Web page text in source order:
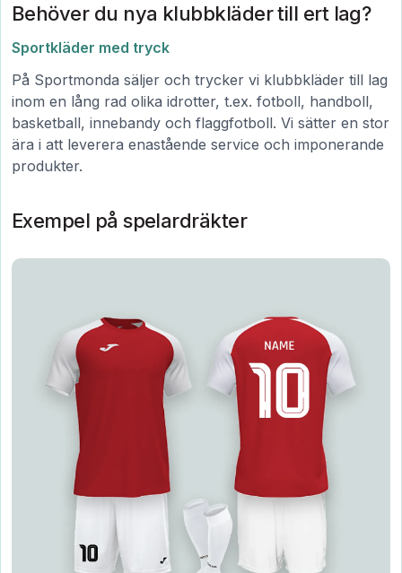
Behöver du nya klubbkläder till ert lag?
Sportkläder med tryck
På Sportmonda säljer och trycker vi klubbkläder till lag
inom en lång rad olika idrotter, t.ex. fotboll, handboll,
basketball, innebandy och flaggfotboll. Vi sätter en stor
ära i att leverera enastående service och imponerande
produkter.
Exempel på spelardräkter